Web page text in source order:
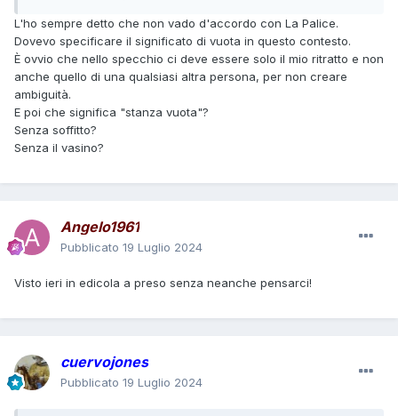
L'ho sempre detto che non vado d'accordo con La Palice.
Dovevo specificare il significato di vuota in questo contesto.
È ovvio che nello specchio ci deve essere solo il mio ritratto e non
anche quello di una qualsiasi altra persona, per non creare
ambiguità.
E poi che significa "stanza vuota"?
Senza soffitto?
Senza il vasino?
Angelo1961
Pubblicato 19 Luglio 2024
Visto ieri in edicola a preso senza neanche pensarci!
cuervojones
Pubblicato 19 Luglio 2024